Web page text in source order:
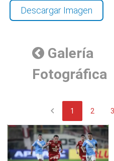
Descargar Imagen
Galería
Fotográfica
chevron_left 1 2 3